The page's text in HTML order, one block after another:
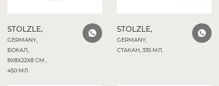
STOLZLE,
GERMANY,
БОКАЛ,
8X8X22X8 СМ.,
450 МЛ.
STOLZLE,
GERMANY,
СТАКАН, 335 МЛ.